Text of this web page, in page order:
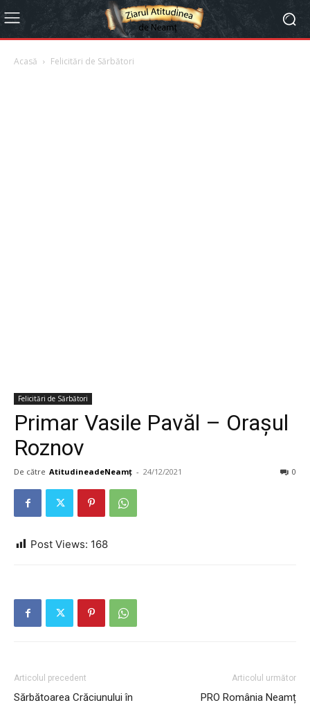
Acasă Felicitări de Sărbători
Felicitări de Sărbători
Primar Vasile Pavăl – Orașul
Roznov
De către AtitudineadeNeamț - 24/12/2021 0
Post Views: 168
Articolul precedent
Sărbătoarea Crăciunului în
Articolul următor
PRO România Neamț